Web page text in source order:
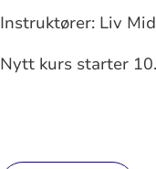
Instruktører: Liv
Nytt kurs starter